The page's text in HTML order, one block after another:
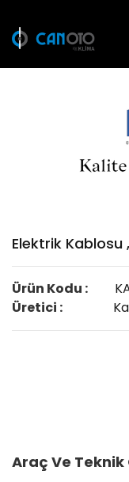
Elektrik Kablosu
Ürün Kodu :
Üretici :
Araç Ve Teknik